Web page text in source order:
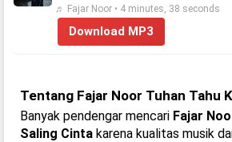
♬ Fajar Noor • 4 minutes, 38 seconds
Download MP3
Tentang Fajar Noor Tuhan Tahu
Banyak pendengar mencari Fajar
Saling Cinta karena kualitas musik